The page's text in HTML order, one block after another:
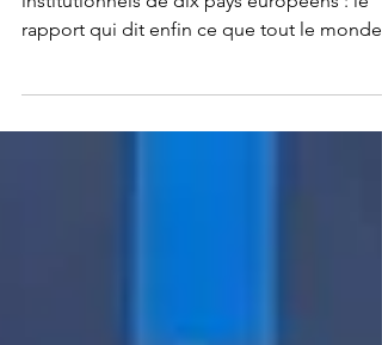
Radiologues, industriels, DSI et